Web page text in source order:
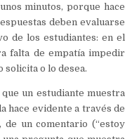
minutos, porque hace
deben evaluarse
de los estudiantes: en el
falta de empatía impedir
solicita o lo desea.
un estudiante muestra
hace evidente a través de
de un comentario (“estoy